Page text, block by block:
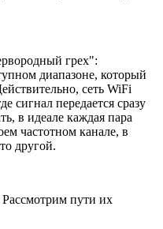
грех":
диапазоне, который
сеть WiFi
сигнал передается сразу
в идеале каждая пара
частотном канале, в
другой.
пути их